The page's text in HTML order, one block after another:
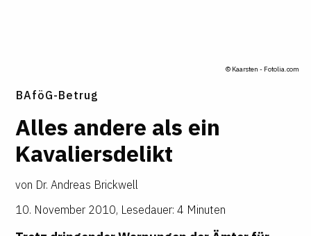
© Kaarsten - Fotolia.com
BAföG-Betrug
Alles andere als ein
Kava­liers­de­likt
von Dr. Andreas Brickwell
10. November 2010, Lesedauer: 4 Minuten